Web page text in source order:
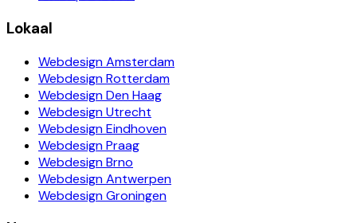
Lokaal
Webdesign Amsterdam
Webdesign Rotterdam
Webdesign Den Haag
Webdesign Utrecht
Webdesign Eindhoven
Webdesign Praag
Webdesign Brno
Webdesign Antwerpen
Webdesign Groningen